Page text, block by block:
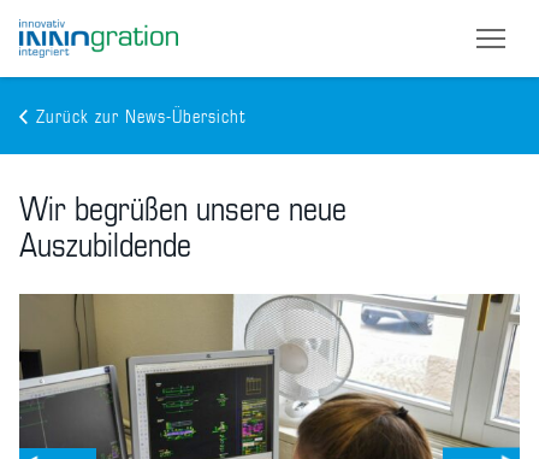
main
content
Zurück zur News-Übersicht
Wir begrüßen unsere neue
Auszubildende